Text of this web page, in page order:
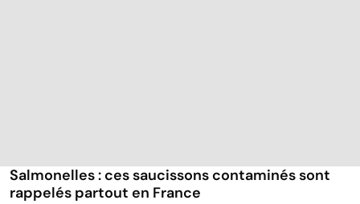
Salmonelles : ces saucissons contaminés sont
rappelés partout en France